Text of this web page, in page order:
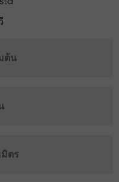
ต้น
ตร